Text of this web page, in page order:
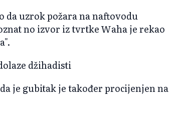
da uzrok požara na naftovodu
no izvor iz tvrtke Waha je rekao
džihadisti
je gubitak je također procijenjen na